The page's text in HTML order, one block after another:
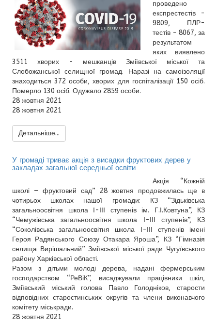
проведено
експрестестів -
9809, ПЛР-
тестів - 8067, за
результатом
яких виявлено
3511 хворих - мешканців Зміївської міської та
Слобожанської селищної громад. Наразі на самоізоляції
знаходиться 372 особи, хворих для госпіталізації 150 осіб.
Померло 130 осіб. Одужало 2859 особи.
28 жовтня 2021
28 жовтня 2021
Детальніше...
У громаді триває акція з висадки фруктових дерев у
закладах загальної середньої освіти
Акція “Кожній
школі — фруктовий сад” 28 жовтня продовжилась ще в
чотирьох школах нашої громади: КЗ “Зідьківська
загальноосвітня школа І-ІІІ ступенів ім. Г.І.Ковтуна”, КЗ
“Чемужівська загальноосвітня школа І-ІІІ ступенів”, КЗ
“Соколівська загальноосвітня школа І-ІІІ ступенів імені
Героя Радянського Союзу Отакара Яроша”, КЗ “Гімназія
селища Вирішальний” Зміївської міської ради Чугуївського
району Харківської області.
Разом з дітьми молоді дерева, надані фермерським
господарством “РеВіК”, висаджували працівники шкіл,
Зміївський міський голова Павло Голодніков, старости
відповідних старостинських округів та члени виконавчого
комітету міськради.
28 жовтня 2021